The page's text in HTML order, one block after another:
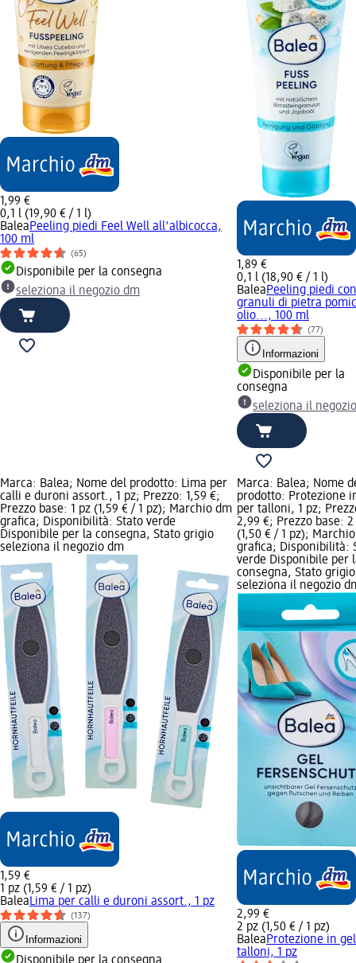
1,99 €
0,1 l (19,90 € / 1 l)
BaleaPeeling piedi Feel Well all'albicocca,
100 ml
(65)
Disponibile per la consegna
seleziona il negozio dm
1,89 €
0,1 l (18,90 € / 1 l)
BaleaPeeling piedi con
granuli di pietra
olio..., 100 ml
(77)
Informazioni
Disponibile per la
consegna
seleziona il
Marca: Balea; Nome del prodotto: Lima per
calli e duroni assort., 1 pz; Prezzo: 1,59 €;
Prezzo base: 1 pz (1,59 € / 1 pz); Marchio dm
grafica; Disponibilità: Stato verde
Disponibile per la consegna, Stato grigio
seleziona il negozio dm
1,59 €
1 pz (1,59 € / 1 pz)
BaleaLima per calli e duroni assort., 1 pz
(137)
Informazioni
Marca: Balea; Nome
prodotto: Protezione
per talloni, 1 pz;
2,99 €; Prezzo base: 2
(1,50 € / 1 pz);
grafica; Disponibilità:
verde Disponibile per
consegna, Stato grigio
seleziona il negozio
2,99 €
2 pz (1,50 € / 1 pz)
BaleaProtezione in
talloni, 1 pz